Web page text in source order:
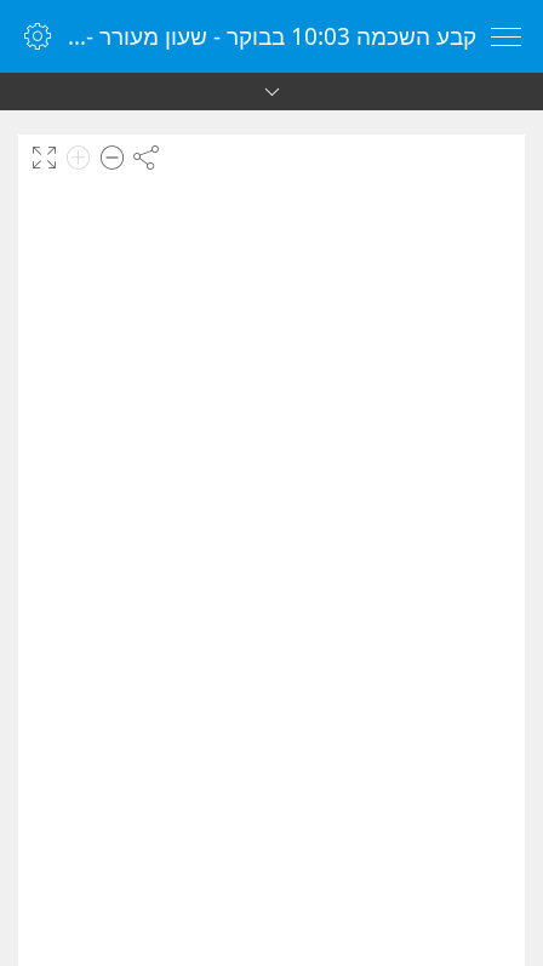
קבע השכמה 10:03 בבוקר - שעון מעורר - שעון מעורר מקוון - שעון מעורר במחשב